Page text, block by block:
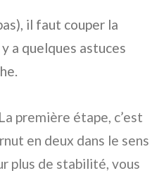
il faut couper la
a quelques astuces
La première étape, c’est
en deux dans le sens
plus de stabilité, vous